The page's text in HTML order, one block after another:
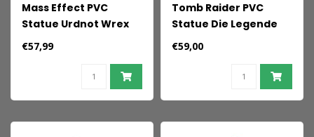
Mass Effect PVC
Statue Urdnot Wrex
25 cm
€57,99
Tomb Raider PVC
Statue Die Legende
von Lara Croft 19 cm
€59,00